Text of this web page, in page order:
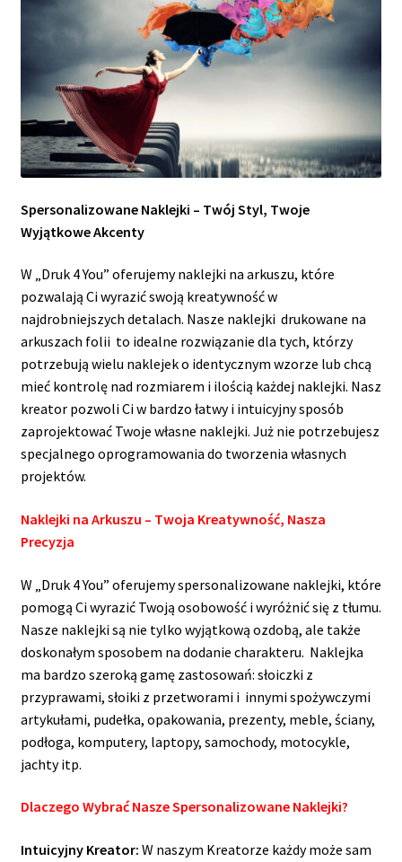
Spersonalizowane Naklejki – Twój Styl, Twoje
Wyjątkowe Akcenty
W „Druk 4 You” oferujemy naklejki na arkuszu, które
pozwalają Ci wyrazić swoją kreatywność w
najdrobniejszych detalach. Nasze naklejki drukowane na
arkuszach folii to idealne rozwiązanie dla tych, którzy
potrzebują wielu naklejek o identycznym wzorze lub chcą
mieć kontrolę nad rozmiarem i ilością każdej naklejki. Nasz
kreator pozwoli Ci w bardzo łatwy i intuicyjny sposób
zaprojektować Twoje własne naklejki. Już nie potrzebujesz
specjalnego oprogramowania do tworzenia własnych
projektów.
Naklejki na Arkuszu – Twoja Kreatywność, Nasza
Precyzja
W „Druk 4 You” oferujemy spersonalizowane naklejki, które
pomogą Ci wyrazić Twoją osobowość i wyróżnić się z tłumu.
Nasze naklejki są nie tylko wyjątkową ozdobą, ale także
doskonałym sposobem na dodanie charakteru. Naklejka
ma bardzo szeroką gamę zastosowań: słoiczki z
przyprawami, słoiki z przetworami i innymi spożywczymi
artykułami, pudełka, opakowania, prezenty, meble, ściany,
podłoga, komputery, laptopy, samochody, motocykle,
jachty itp.
Dlaczego Wybrać Nasze Spersonalizowane Naklejki?
Intuicyjny Kreator: W naszym Kreatorze każdy może sam